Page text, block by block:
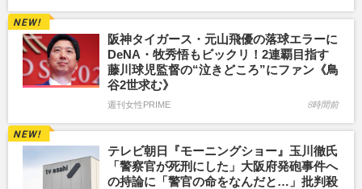
阪神タイガース・元山飛優の落球エラーに
DeNA・牧秀悟もビックリ！2連覇目指す
藤川球児監督の“泣きどころ”にファン《鳥
谷2世求む》
週刊女性PRIME 8時間前
テレビ朝日『モーニングショー』玉川徹氏
「警察官が死刑にした」大阪府発砲事件へ
の持論に「警官の命をなんだと…」批判殺